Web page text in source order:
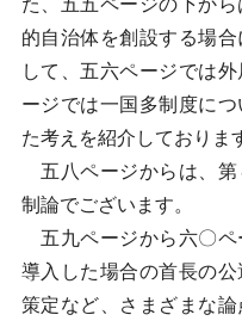
た、五五ページの下か
的自治体を創設する場
して、五六ページでは
ージでは一国多制度に
た考えを紹介しておりま
五八ページからは、第
制論でございます。
五九ページから六〇ペ
導入した場合の首長の
策定など、さまざまな